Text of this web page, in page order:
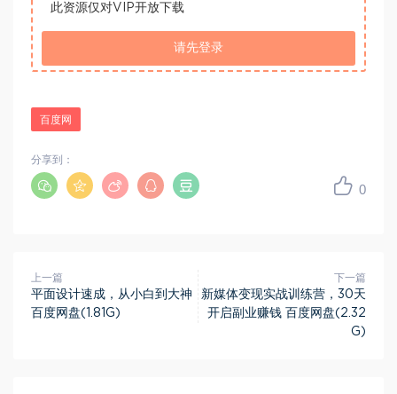
此资源仅对VIP开放下载
请先登录
百度网
0
分享到：
上一篇
平面设计速成，从小白到大神
百度网盘(1.81G)
下一篇
新媒体变现实战训练营，30天
开启副业赚钱 百度网盘(2.32
G)